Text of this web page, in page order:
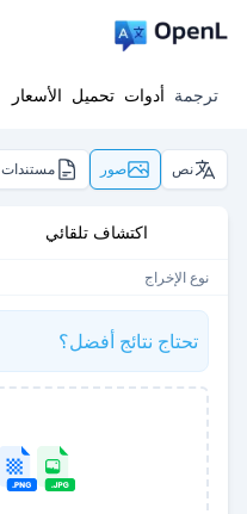
ترجمة أدوات تحميل الأسعار
نص صور مستندات
اكتشاف تلقائي
نوع الإخراج
تحتاج نتائج أفضل؟